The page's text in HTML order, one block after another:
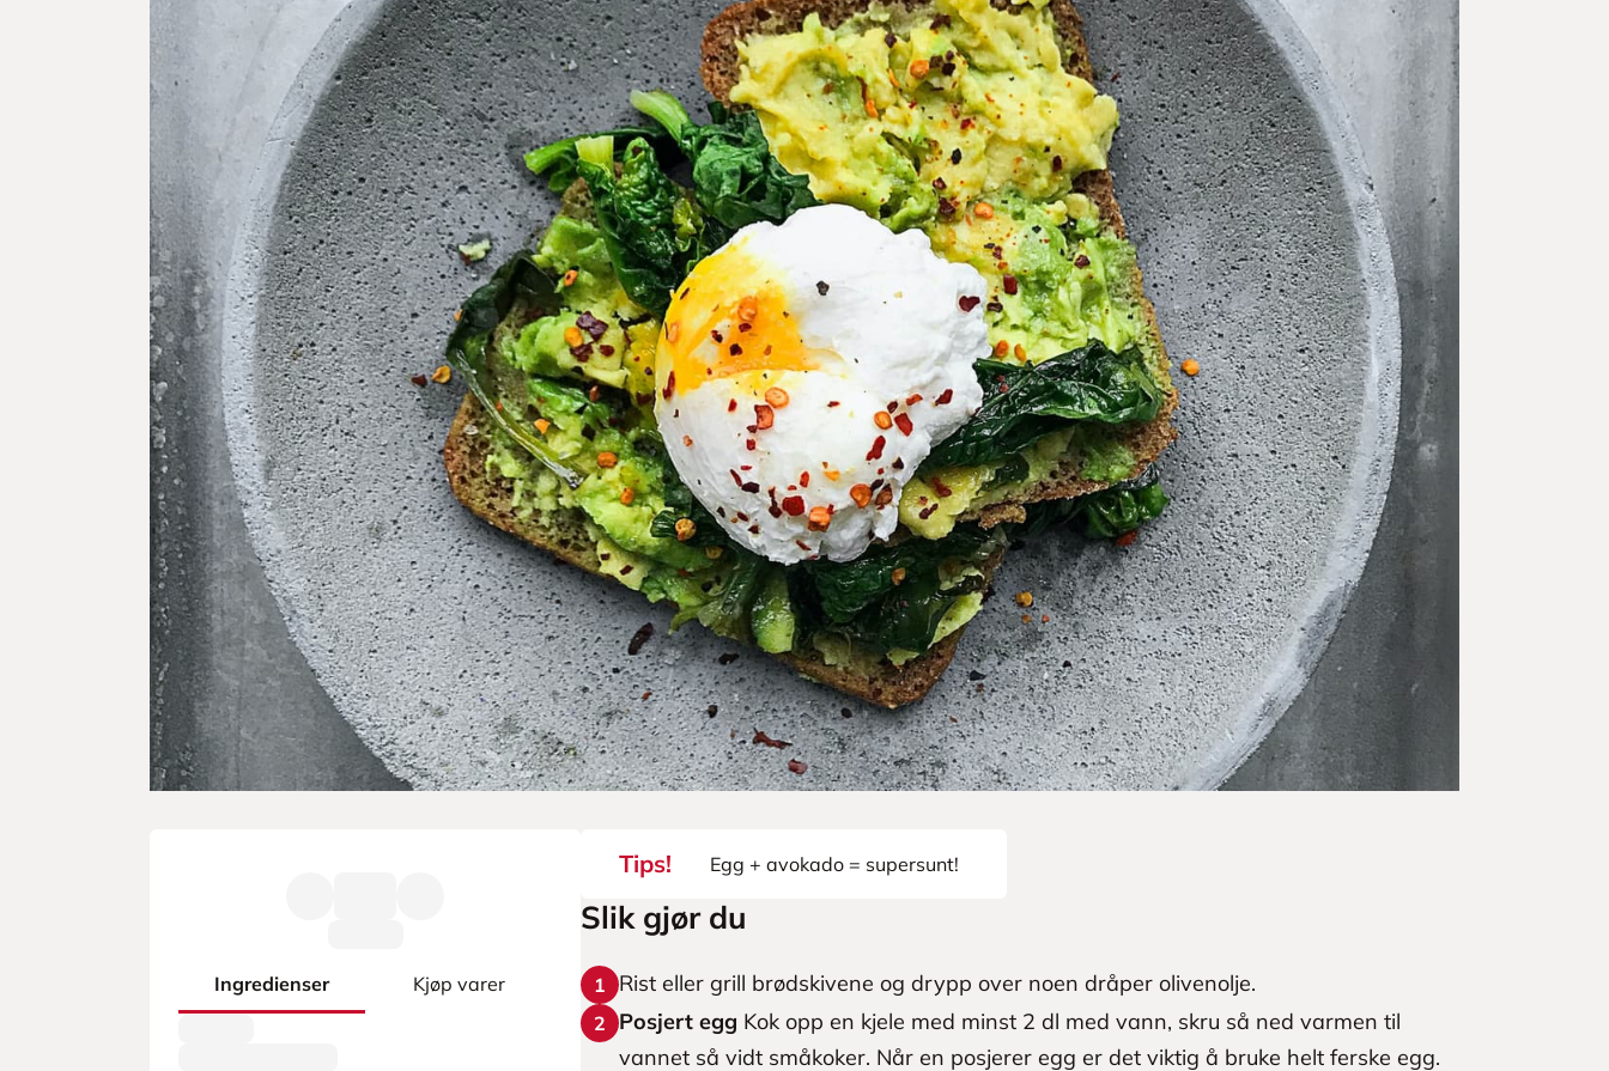
Ingredienser Kjøp varer
Tips! Egg + avokado = supersunt!
Slik gjør du
1 Rist eller grill brødskivene og drypp over noen dråper olivenolje.
2 Posjert egg Kok opp en kjele med minst 2 dl med vann, skru så ned varmen til
vannet så vidt småkoker. Når en posjerer egg er det viktig å bruke helt ferske egg.